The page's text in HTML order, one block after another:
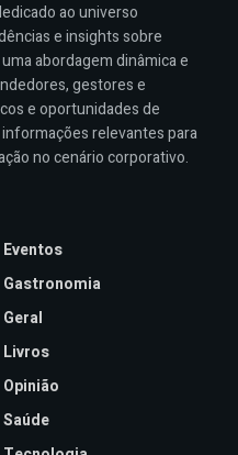
ao universo
e insights sobre
abordagem dinâmica e
gestores e
e oportunidades de
relevantes para
no cenário corporativo.
Eventos
Gastronomia
Geral
Livros
Opinião
Saúde